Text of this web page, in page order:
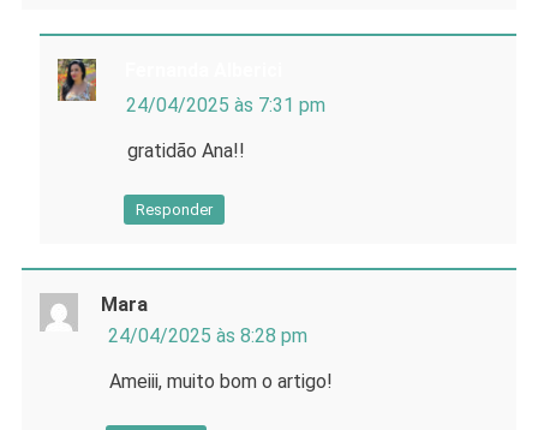
24/04/2025 às 7:31 pm
gratidão Ana!!
Responder
Mara
24/04/2025 às 8:28 pm
Ameiii, muito bom o artigo!